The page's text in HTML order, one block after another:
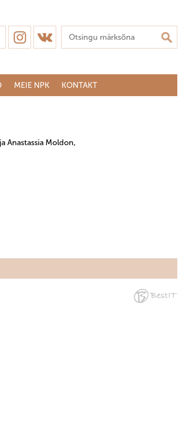
MEIE NPK KONTAKT
Anastassia Moldon,